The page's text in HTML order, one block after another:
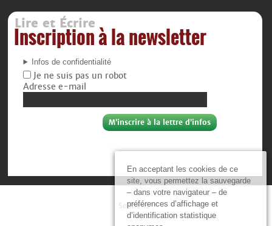
En acceptant les cookies de ce
site, vous permettez la sauvegarde
– dans votre navigateur – de
préférences d’affichage et
d’identification statistique
Lire et Écrire
Inscription à la newsletter
Infos de confidentialité
Je ne suis pas un robot
Adresse e-mail
Soutiens :